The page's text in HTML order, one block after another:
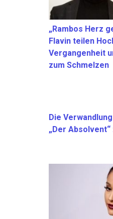
„Rambos Herz
Flavin teilen
Vergangenheit
zum Schmelzen
Die
„Der